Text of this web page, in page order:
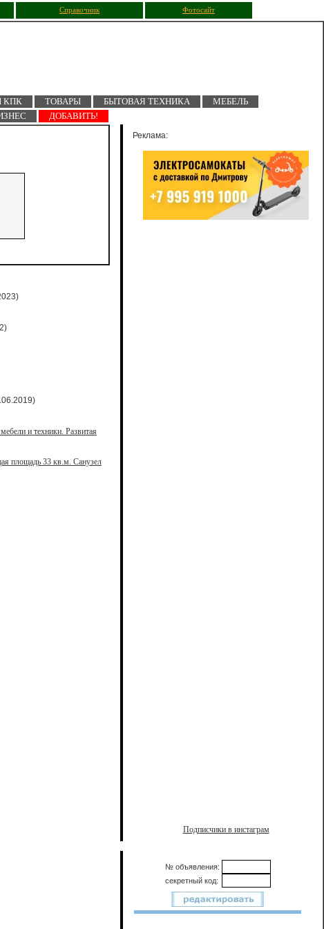
Справочник Фотосайт
КПК ТОВАРЫ БЫТОВАЯ ТЕХНИКА
МЕБЕЛЬ
ДОБАВИТЬ!
и техники. Развитая
площадь 33 кв.м. Санузел
Реклама:
Подписчики в инстаграм
№ объявления:
секретный код: